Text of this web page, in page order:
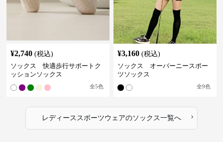
¥2,740 (税込)
ソックス 快適歩行サポートク
ッションソックス
全5色
¥3,160 (税込)
ソックス オーバーニースポー
ツソックス
全9色
レディーススポーツウェアのソックス一覧へ ›